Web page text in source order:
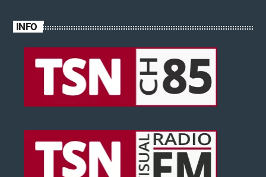
INFO